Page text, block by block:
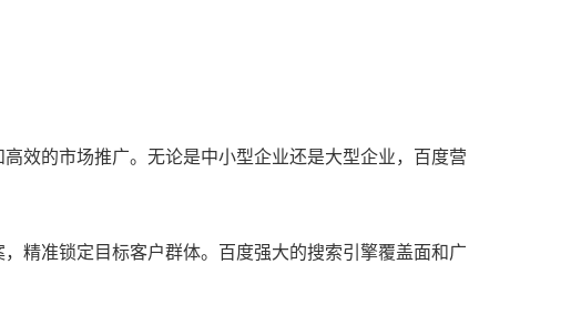
效的市场推广。无论是中小型企业还是大型企业，百度营
精准锁定目标客户群体。百度强大的搜索引擎覆盖面和广